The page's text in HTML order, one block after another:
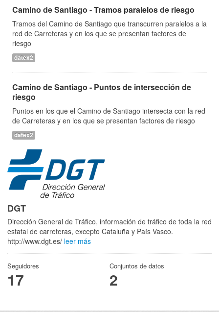
Camino de Santiago - Tramos paralelos de riesgo
Tramos del Camino de Santiago que transcurren paralelos a la
red de Carreteras y en los que se presentan factores de
riesgo
datex2
Camino de Santiago - Puntos de intersección de
riesgo
Puntos en los que el Camino de Santiago intersecta con la red
de Carreteras y en los que se presentan factores de riesgo
datex2
DGT
Dirección General de Tráfico, información de tráfico de toda la red
estatal de carreteras, excepto Cataluña y País Vasco.
http://www.dgt.es/ leer más
Seguidores
17
Conjuntos de datos
2